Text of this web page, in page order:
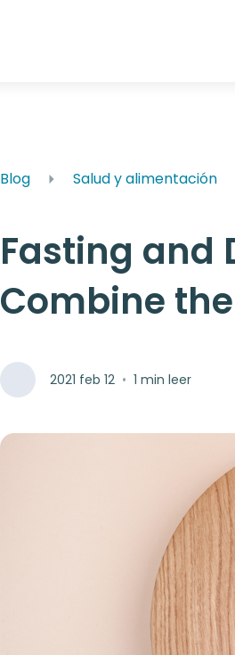
Blog Salud y alimentación
Fasting and
Combine
2021 feb 12 • 1 min leer